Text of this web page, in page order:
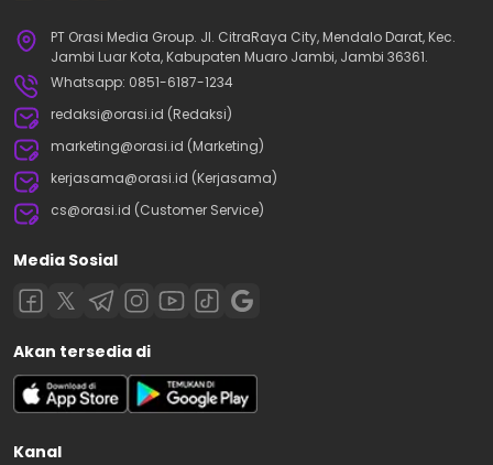
PT Orasi Media Group. Jl. CitraRaya City, Mendalo Darat, Kec.
Jambi Luar Kota, Kabupaten Muaro Jambi, Jambi 36361.
Whatsapp: 0851-6187-1234
redaksi@orasi.id (Redaksi)
marketing@orasi.id (Marketing)
kerjasama@orasi.id (Kerjasama)
cs@orasi.id (Customer Service)
Media Sosial
Akan tersedia di
Kanal